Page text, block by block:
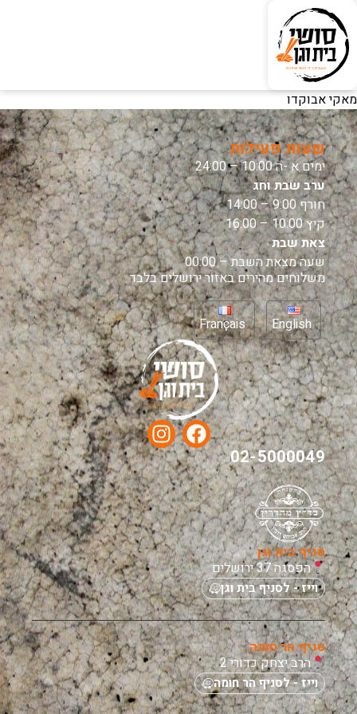
מאקי אבוקדו
שעות פעילות
ימים א -ה 10:00 – 24:00
ערב שבת וחג
חורף 9:00 – 14:00
קיץ 10:00 – 16:00
צאת שבת
שעה מצאת השבת – 00:00
משלוחים מהירים באזור ירושלים בלבד
English
Français
02-5000049
סניף בית וגן
הפסגה 37 ירושלים
וייז - לסניף בית וגן
סניף הר חומה
הרב יצחק כדורי 2
וייז - לסניף הר חומה